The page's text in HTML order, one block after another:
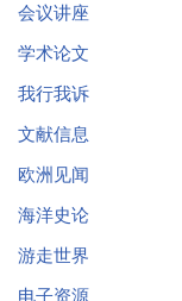
会议讲座
学术论文
我行我诉
文献信息
欧洲见闻
海洋史论
游走世界
电子资源